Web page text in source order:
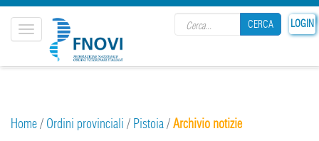
LOGIN
CERCA
Toggle
navigation
Home/ Ordini provinciali / Pistoia/Archivio notizie